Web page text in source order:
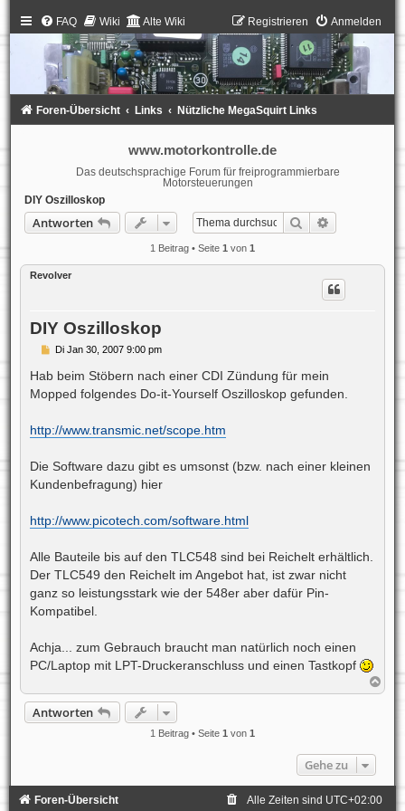
FAQ Wiki Alte Wiki Anmelden
Registrieren
Foren-Übersicht Links Nützliche MegaSquirt Links
www.motorkontrolle.de
Das deutschsprachige Forum für freiprogrammierbare
Motorsteuerungen
DIY Oszilloskop
Antworten Suche
1 Beitrag • Seite 1 von 1
Revolver
DIY Oszilloskop
B
i
t
r
Di Jan 30, 2007 9:00 pm
Hab beim Stöbern nach einer CDI Zündung für mein
Mopped folgendes Do-it-Yourself Oszilloskop gefunden.
http://www.transmic.net/scope.htm
Die Software dazu gibt es umsonst (bzw. nach einer kleinen
Kundenbefragung) hier
http://www.picotech.com/software.html
Alle Bauteile bis auf den TLC548 sind bei Reichelt erhältlich.
Der TLC549 den Reichelt im Angebot hat, ist zwar nicht
ganz so leistungsstark wie der 548er aber dafür Pin-
Kompatibel.
Achja... zum Gebrauch braucht man natürlich noch einen
PC/Laptop mit LPT-Druckeranschluss und einen Tastkopf
a
Antworten
1 Beitrag • Seite 1 von 1
Gehe zu
Foren-Übersicht Alle Zeiten sind UTC+02:00